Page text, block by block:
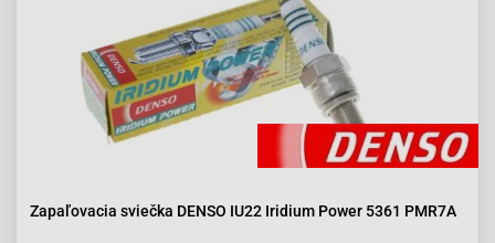
Zapaľovacia sviečka DENSO IU22 Iridium Power 5361 PMR7A